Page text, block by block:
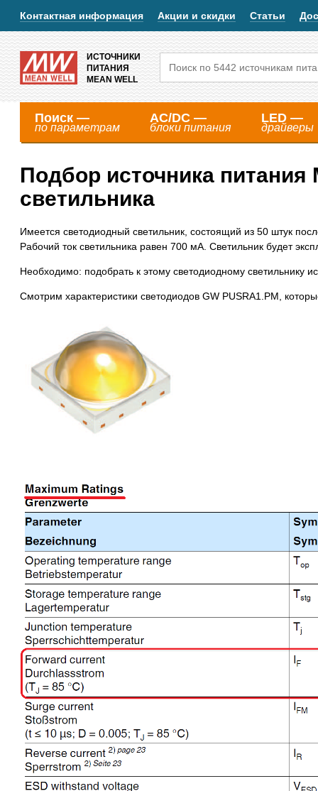
Контактная информация Акции и скидки Статьи
ИСТОЧНИКИ
ПИТАНИЯ
MEAN WELL
Поиск —
по параметрам
AC/DC —
блоки питания
LED —
драйверы
Подбор источника питания
светильника
Имеется светодиодный светильник, состоящий из 50 штук
Рабочий ток светильника равен 700 мА. Светильник будет
Необходимо: подобрать к этому светодиодному светильнику
Смотрим характеристики светодиодов GW PUSRA1.PM,